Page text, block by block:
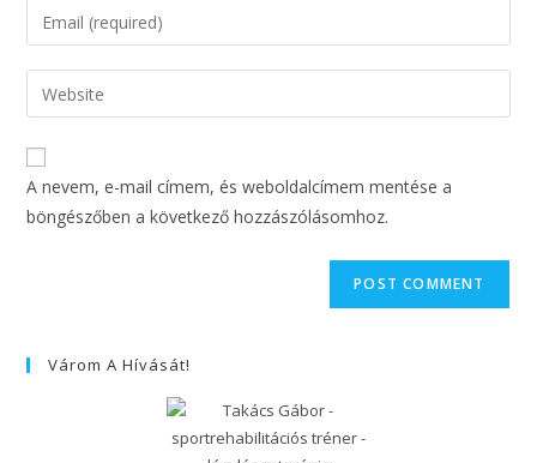
A nevem, e-mail címem, és weboldalcímem mentése a
böngészőben a következő hozzászólásomhoz.
Várom A Hívását!